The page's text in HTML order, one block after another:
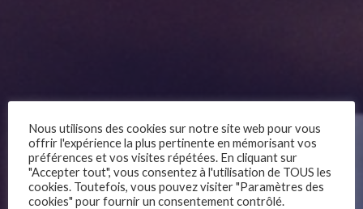
Nous utilisons des cookies sur notre site web pour vous
offrir l'expérience la plus pertinente en mémorisant vos
préférences et vos visites répétées. En cliquant sur
"Accepter tout", vous consentez à l'utilisation de TOUS les
cookies. Toutefois, vous pouvez visiter "Paramètres des
cookies" pour fournir un consentement contrôlé.